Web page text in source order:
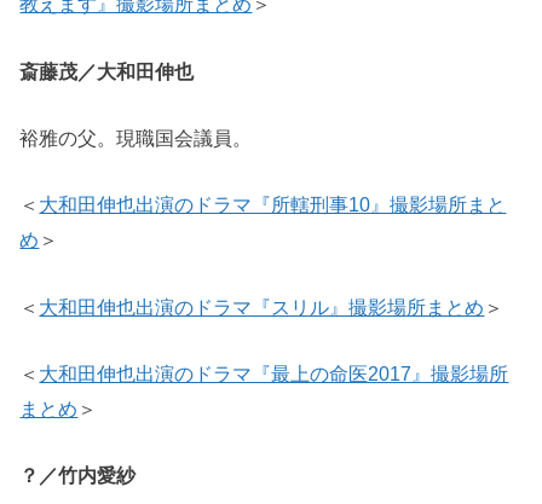
教えます』撮影場所まとめ ＞
斎藤茂／大和田伸也
裕雅の父。現職国会議員。
＜ 大和田伸也出演のドラマ『所轄刑事10』撮影場所まと
め ＞
＜ 大和田伸也出演のドラマ『スリル』撮影場所まとめ ＞
＜ 大和田伸也出演のドラマ『最上の命医2017』撮影場所
まとめ ＞
？／竹内愛紗